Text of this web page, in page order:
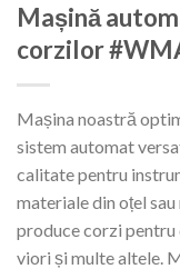
Mașină
corzilor
Mașina noastră
sistem automat
calitate pentru
materiale din oțel
produce corzi pentru
viori și multe altele.